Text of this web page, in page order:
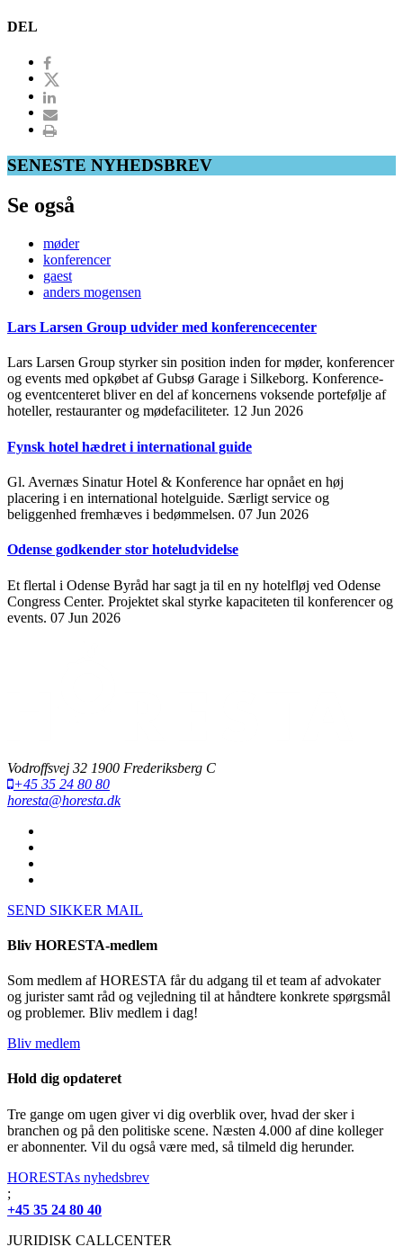
DEL
SENESTE NYHEDSBREV
Se også
møder
konferencer
gaest
anders mogensen
Lars Larsen Group udvider med konferencecenter
Lars Larsen Group styrker sin position inden for møder, konferencer
og events med opkøbet af Gubsø Garage i Silkeborg. Konference-
og eventcenteret bliver en del af koncernens voksende portefølje af
hoteller, restauranter og mødefaciliteter. 12 Jun 2026
Fynsk hotel hædret i international guide
Gl. Avernæs Sinatur Hotel & Konference har opnået en høj
placering i en international hotelguide. Særligt service og
beliggenhed fremhæves i bedømmelsen. 07 Jun 2026
Odense godkender stor hoteludvidelse
Et flertal i Odense Byråd har sagt ja til en ny hotelfløj ved Odense
Congress Center. Projektet skal styrke kapaciteten til konferencer og
events. 07 Jun 2026
Vodroffsvej 32 1900 Frederiksberg C
+45 35 24 80 80
horesta@horesta.dk
SEND SIKKER MAIL
Bliv HORESTA-medlem
Som medlem af HORESTA får du adgang til et team af advokater
og jurister samt råd og vejledning til at håndtere konkrete spørgsmål
og problemer. Bliv medlem i dag!
Bliv medlem
Hold dig opdateret
Tre gange om ugen giver vi dig overblik over, hvad der sker i
branchen og på den politiske scene. Næsten 4.000 af dine kolleger
er abonnenter. Vil du også være med, så tilmeld dig herunder.
HORESTAs nyhedsbrev
;
+45 35 24 80 40
JURIDISK CALLCENTER